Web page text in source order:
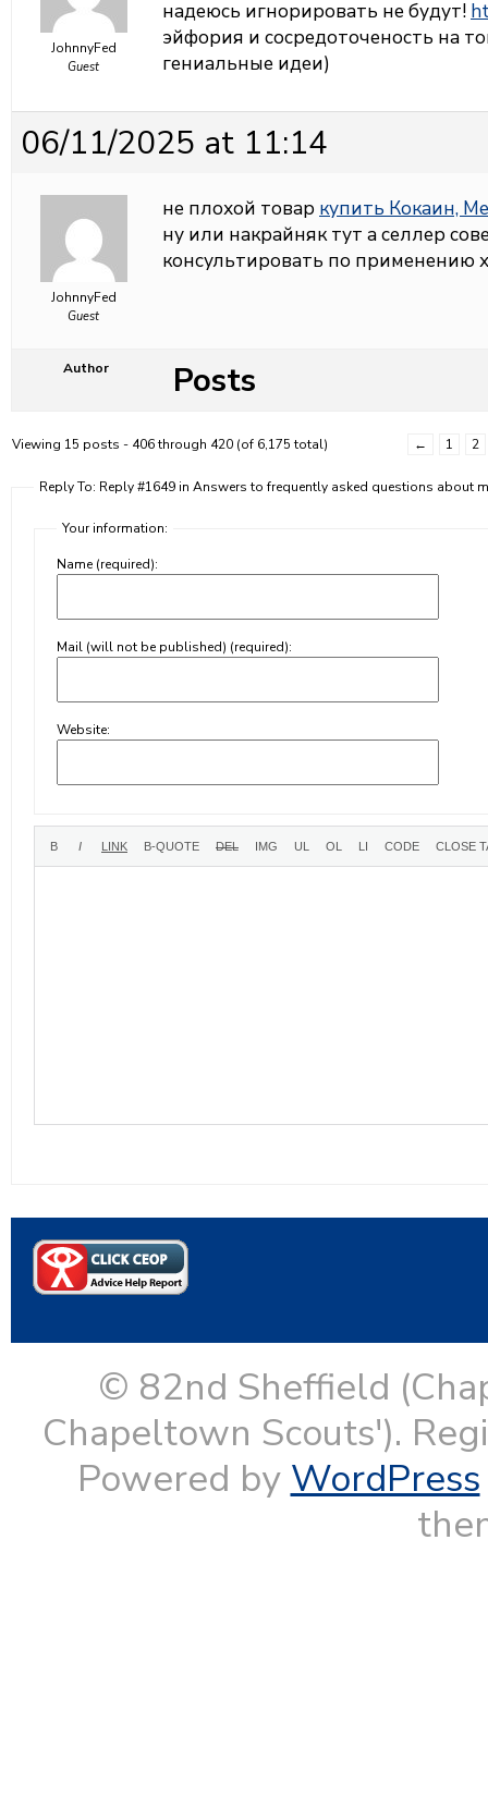
JohnnyFed
Guest
надеюсь игнорировать не будут!
эйфория и сосредоточеность на
гениальные идеи)
06/11/2025 at 11:14
JohnnyFed
Guest
не плохой товар купить Кокаин,
ну или накрайняк тут а селлер
консультировать по применению
Author Posts
Viewing 15 posts - 406 through 420 (of 6,175 total) ← 1 2
Reply To: Reply #1649 in Answers to frequently asked questions about
Your information:
Name (required):
Mail (will not be published) (required):
Website:
© 82nd Sheffield
Chapeltown Scouts').
Powered by WordPress